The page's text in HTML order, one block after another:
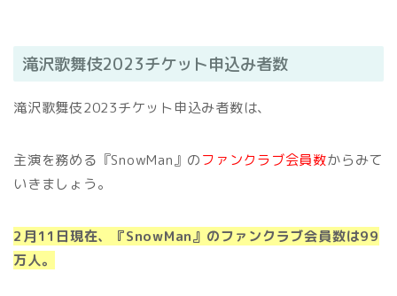
滝沢歌舞伎2023チケット申込み者数
滝沢歌舞伎2023チケット申込み者数は、
主演を務める『SnowMan』のファンクラブ会員数からみて
いきましょう。
2月11日現在、『SnowMan』のファンクラブ会員数は99
万人。